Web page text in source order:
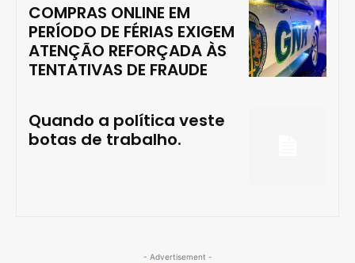
COMPRAS ONLINE EM
PERÍODO DE FÉRIAS EXIGEM
ATENÇÃO REFORÇADA ÀS
TENTATIVAS DE FRAUDE
Quando a política veste
botas de trabalho.
- Advertisement -